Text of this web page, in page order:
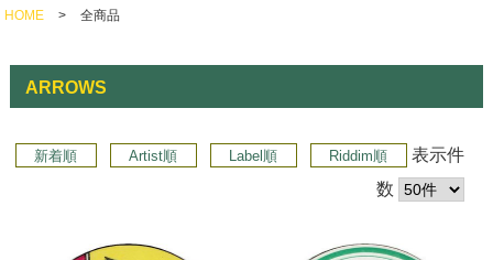
HOME > 全商品
ARROWS
新着順 Artist順 Label順 Riddim順
表示件
数